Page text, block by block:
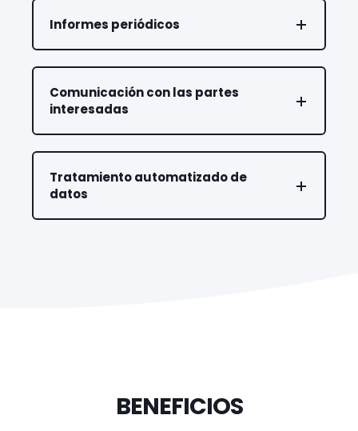
Informes periódicos
Comunicación con las partes
interesadas
Tratamiento automatizado de
datos
BENEFICIOS